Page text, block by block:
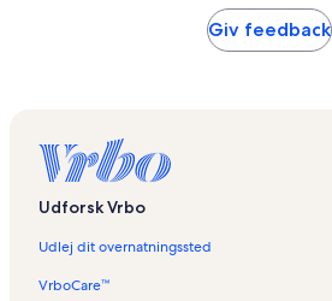
Giv feedback
Udforsk Vrbo
Udlej dit overnatningssted
VrboCare™